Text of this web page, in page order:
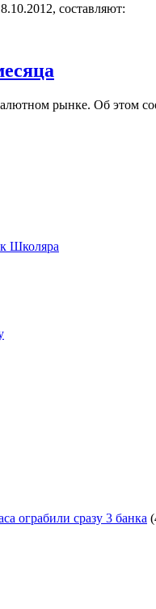
составляют:
рынке. Об этом
Школяра
ограбили сразу 3 банка